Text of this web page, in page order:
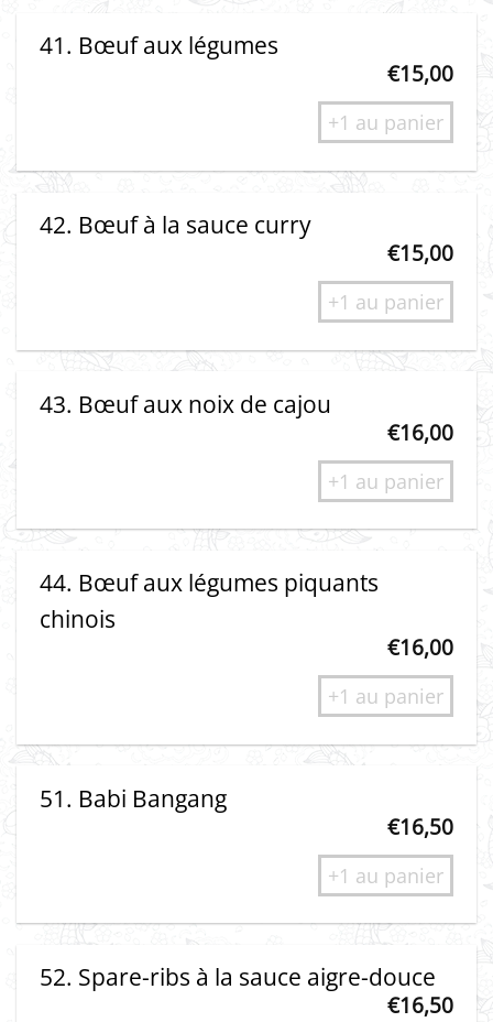
41. Bœuf aux légumes
€15,00
+1 au panier
42. Bœuf à la sauce curry
€15,00
+1 au panier
43. Bœuf aux noix de cajou
€16,00
+1 au panier
44. Bœuf aux légumes piquants
chinois
€16,00
+1 au panier
51. Babi Bangang
€16,50
+1 au panier
52. Spare-ribs à la sauce aigre-douce
€16,50